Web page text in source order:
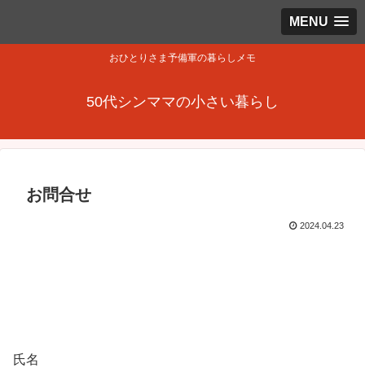
MENU
おひとりさま予備軍の暮らしメモ
50代シンママの小さい暮らし
お問合せ
2024.04.23
氏名